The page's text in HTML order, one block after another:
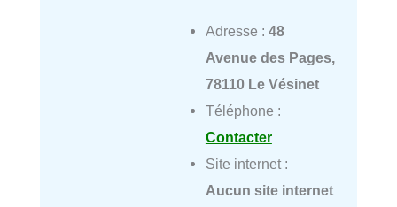
Adresse : 48
Avenue des Pages,
78110 Le Vésinet
Téléphone :
Contacter
Site internet :
Aucun site internet